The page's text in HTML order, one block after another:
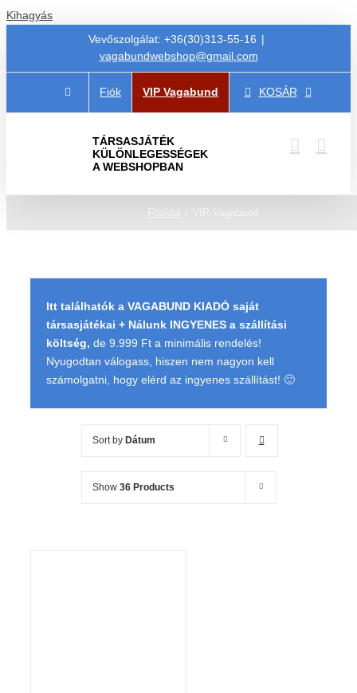
Kihagyás
Vevőszolgálat: +36(30)313-55-16 |
vagabundwebshop@gmail.com
Fiók VIP Vagabund KOSÁR
TÁRSASJÁTÉK
KÜLÖNLEGESSÉGEK
A WEBSHOPBAN
Főoldal VIP Vagabund
Itt találhatók a VAGABUND KIADÓ saját
társasjátékai + Nálunk INGYENES a szállítási
költség, de 9.999 Ft a minimális rendelés!
Nyugodtan válogass, hiszen nem nagyon kell
számolgatni, hogy elérd az ingyenes szállítást! 🙂
Sort by Dátum
Show 36 Products